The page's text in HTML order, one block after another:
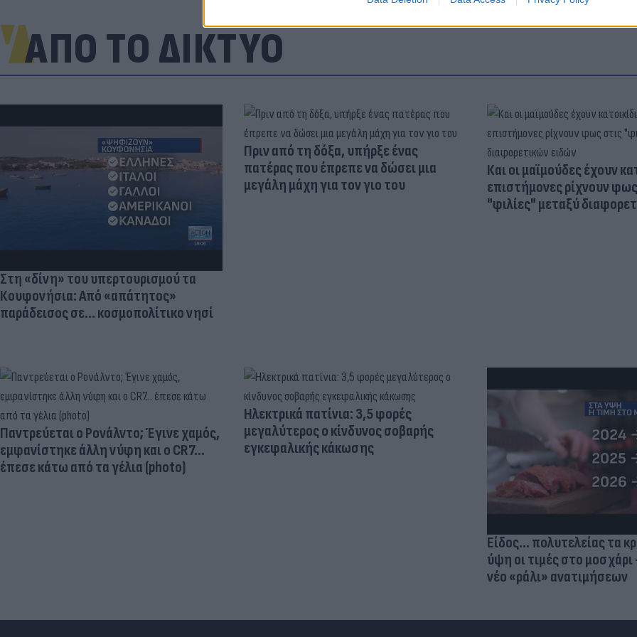
ΑΠΟ ΤΟ ΔΙΚΤΥΟ
Στη «δίνη» του υπερτουρισμού τα
Κουφονήσια: Από «απάτητος»
παράδεισος σε... κοσμοπολίτικο νησί
Πριν από τη δόξα, υπήρξε ένας
πατέρας που έπρεπε να δώσει μια
μεγάλη μάχη για τον γιο του
Και οι μαϊμούδες έχουν
επιστήμονες ρίχνουν
"φιλίες" μεταξύ
Παντρεύεται ο Ρονάλντο; Έγινε χαμός,
εμφανίστηκε άλλη νύφη και ο CR7…
έπεσε κάτω από τα γέλια (photo)
Ηλεκτρικά πατίνια: 3,5 φορές
μεγαλύτερος ο κίνδυνος σοβαρής
εγκεφαλικής κάκωσης
Είδος... πολυτελείας τα
ύψη οι τιμές στο
νέο «ράλι» ανατιμήσεων